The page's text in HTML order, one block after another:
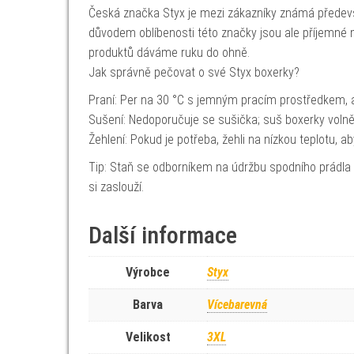
Česká značka Styx je mezi zákazníky známá
důvodem oblíbenosti této značky jsou ale
produktů dáváme ruku do ohně.
Jak správně pečovat o své Styx boxerky?
Praní: Per na 30 °C s jemným pracím
Sušení: Nedoporučuje se sušička; suš boxerky
Žehlení: Pokud je potřeba, žehli na nízkou teplotu,
Tip: Staň se odborníkem na údržbu spodního
si zaslouží.
Další informace
Výrobce Styx
Barva Vícebarevná
Velikost 3XL